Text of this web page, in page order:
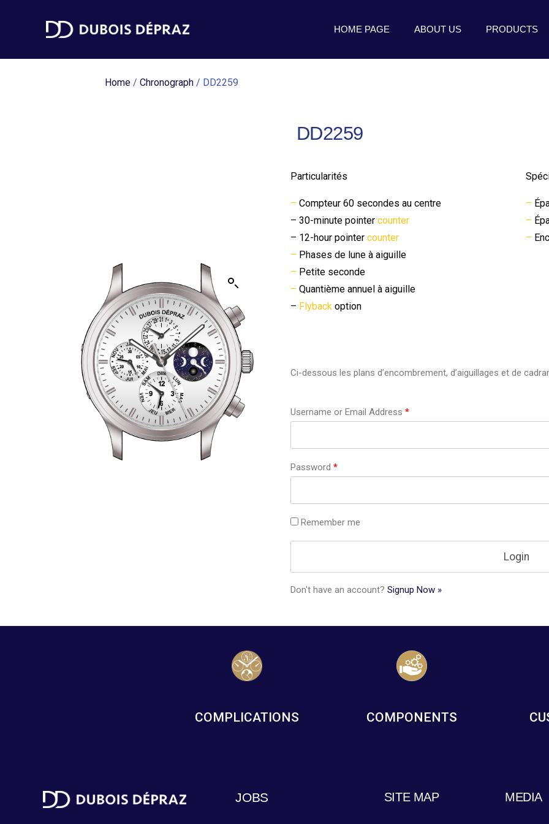
HOME PAGE ABOUT US PRODUCTS
Home / Chronograph / DD2259
DD2259
Particularités
– Compteur 60 secondes au centre
– 30-minute pointer counter
– 12-hour pointer counter
– Phases de lune à aiguille
– Petite seconde
– Quantième annuel à aiguille
– Flyback option
–
–
–
Ci-dessous les plans d’encombrement, d’aiguillages et de
Username or Email Address *
Password *
Remember me
Don't have an account? Signup Now »
COMPLICATIONS COMPONENTS
JOBS SITE MAP MEDIA